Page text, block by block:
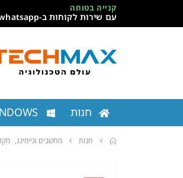
קנייה בטוחה
עם שירות לקוחות ב-whatsapp
חנות
חנות מחשבים וגיימינג,